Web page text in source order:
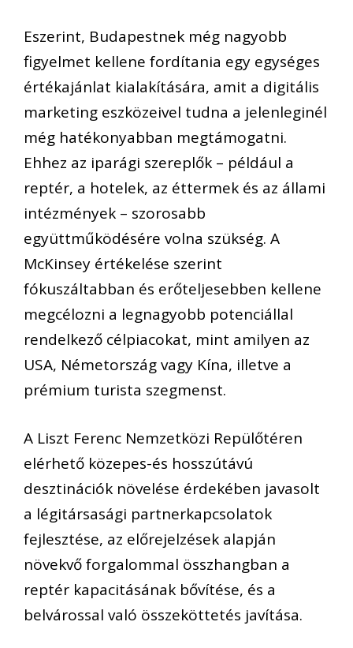
Eszerint, Budapestnek még nagyobb
figyelmet kellene fordítania egy egységes
értékajánlat kialakítására, amit a digitális
marketing eszközeivel tudna a jelenleginél
még hatékonyabban megtámogatni.
Ehhez az iparági szereplők – például a
reptér, a hotelek, az éttermek és az állami
intézmények – szorosabb
együttműködésére volna szükség. A
McKinsey értékelése szerint
fókuszáltabban és erőteljesebben kellene
megcélozni a legnagyobb potenciállal
rendelkező célpiacokat, mint amilyen az
USA, Németország vagy Kína, illetve a
prémium turista szegmenst.
A Liszt Ferenc Nemzetközi Repülőtéren
elérhető közepes-és hosszútávú
desztinációk növelése érdekében javasolt
a légitársasági partnerkapcsolatok
fejlesztése, az előrejelzések alapján
növekvő forgalommal összhangban a
reptér kapacitásának bővítése, és a
belvárossal való összeköttetés javítása.